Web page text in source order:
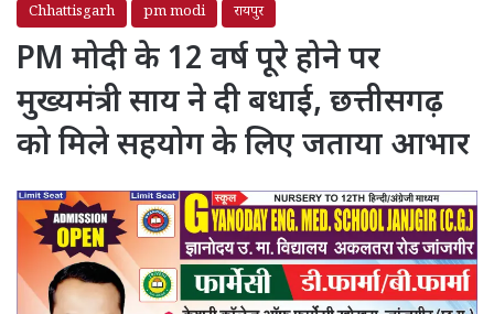
Chhattisgarh pm modi रायपुर
PM मोदी के 12 वर्ष पूरे होने पर
मुख्यमंत्री साय ने दी बधाई, छत्तीसगढ़
को मिले सहयोग के लिए जताया आभार